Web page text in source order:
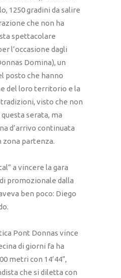
1250 gradini da salire
che non ha
spettacolare
l’occasione dagli
Domina), un
posto che hanno
del loro territorio e la
visto che non
serata, ma
d’arrivo continuata
zona partenza.
a vincere la gara
promozionale dalla
ben poco: Diego
Pont Donnas vince
di giorni fa ha
metri con 14’44”,
che si diletta con